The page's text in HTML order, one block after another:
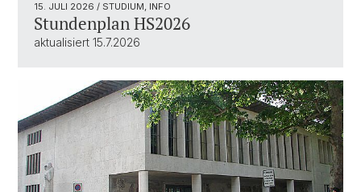
15. JULI 2026 / STUDIUM, INFO
Stundenplan HS2026
aktualisiert 15.7.2026